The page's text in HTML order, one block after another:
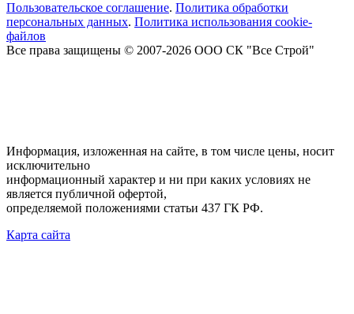
Пользовательское соглашение. Политика обработки
персональных данных. Политика использования cookie-
файлов
Все права защищены © 2007-2026 ООО СК "Все Строй"
Информация, изложенная на сайте, в том числе цены, носит
исключительно
информационный характер и ни при каких условиях не
является публичной офертой,
определяемой положениями статьи 437 ГК РФ.
Карта сайта